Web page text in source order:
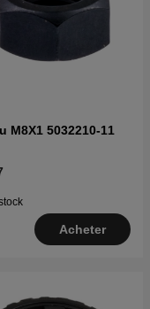
M8X1 5032210-11
Acheter